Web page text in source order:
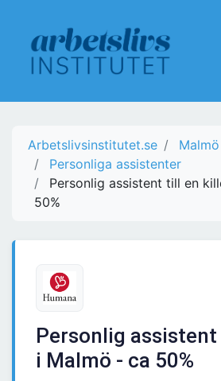
Arbetslivsinstitutet.se
Malmö
Personliga assistenter
Personlig assistent till en
50%
Personlig
i Malmö - ca 50%